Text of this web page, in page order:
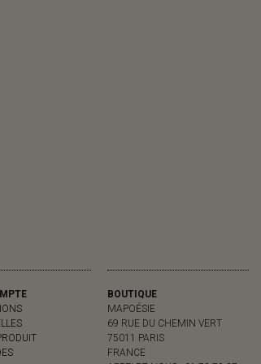
BOUTIQUE
MAPOÉSIE
69 RUE DU CHEMIN VERT
75011 PARIS
FRANCE